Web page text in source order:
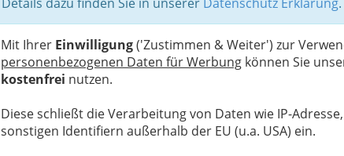
Mit Ihrer Einwilligung('Zustimmen & Weiter') zur
personenbezogenen Daten für Werbung können Sie
kostenfrei nutzen.
Diese schließt die Verarbeitung von Daten wie IP-
sonstigen Identifiern außerhalb der EU (u.a. USA) ein.